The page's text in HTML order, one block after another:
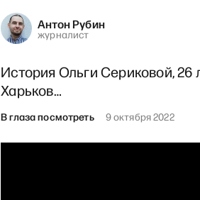
Антон Рубин
журналист
История Ольги Сериковой, 26
Харьков…
В глаза посмотреть 9 октября 2022
DW Новости